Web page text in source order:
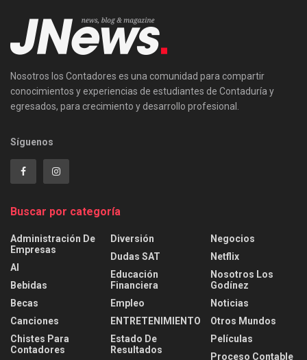
Nosotros los Contadores es una comunidad para compartir
conocimientos y experiencias de estudiantes de Contaduría y
egresados, para crecimiento y desarrollo profesional.
Síguenos
Buscar por categoría
Administración De
Empresas
AI
Bebidas
Becas
Canciones
Chistes Para
Contadores
Diversión
Dudas SAT
Educación
Financiera
Empleo
ENTRETENIMIENTO
Estado De
Resultados
Negocios
Netflix
Nosotros Los
Godínez
Noticias
Otros Mundos
Películas
Proceso Contable